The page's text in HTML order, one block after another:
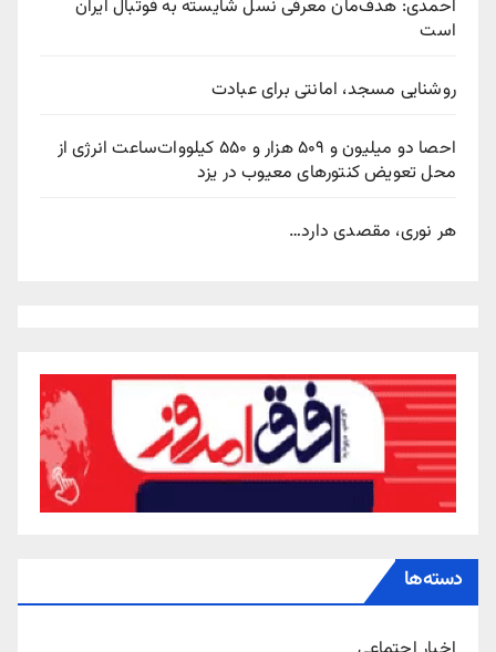
احمدی: هدف‌مان معرفی نسل شایسته به فوتبال ایران
است
روشنایی مسجد، امانتی برای عبادت
احصا دو میلیون و ۵۰۹ هزار و ۵۵۰ کیلووات‌ساعت انرژی از
محل تعویض کنتورهای معیوب در یزد
هر نوری، مقصدی دارد…
دسته‌ها